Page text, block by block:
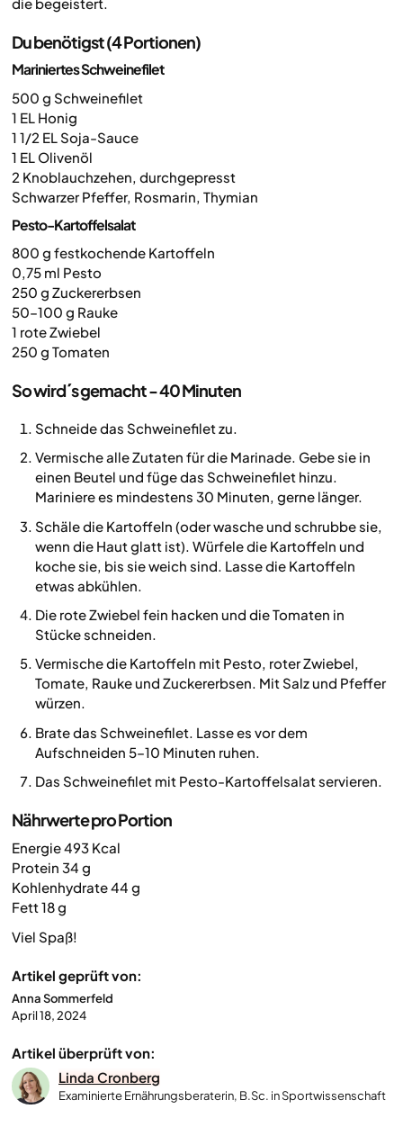
Du benötigst (4 Portionen)
Mariniertes Schweinefilet
500 g Schweinefilet
1 EL Honig
1 1/2 EL Soja-Sauce
1 EL Olivenöl
2 Knoblauchzehen, durchgepresst
Schwarzer Pfeffer, Rosmarin, Thymian
Pesto-Kartoffelsalat
800 g festkochende Kartoffeln
0,75 ml Pesto
250 g Zuckererbsen
50–100 g Rauke
1 rote Zwiebel
250 g Tomaten
So wird´s gemacht - 40 Minuten
Schneide das Schweinefilet zu.
Vermische alle Zutaten für die Marinade. Gebe sie in
einen Beutel und füge das Schweinefilet hinzu.
Mariniere es mindestens 30 Minuten, gerne länger.
Schäle die Kartoffeln (oder wasche und schrubbe sie,
wenn die Haut glatt ist). Würfele die Kartoffeln und
koche sie, bis sie weich sind. Lasse die Kartoffeln
etwas abkühlen.
Die rote Zwiebel fein hacken und die Tomaten in
Stücke schneiden.
Vermische die Kartoffeln mit Pesto, roter Zwiebel,
Tomate, Rauke und Zuckererbsen. Mit Salz und Pfeffer
würzen.
Brate das Schweinefilet. Lasse es vor dem
Aufschneiden 5–10 Minuten ruhen.
Das Schweinefilet mit Pesto-Kartoffelsalat servieren.
Nährwerte pro Portion
Energie 493 Kcal
Protein 34 g
Kohlenhydrate 44 g
Fett 18 g
Viel Spaß!
Artikel geprüft von:
Anna Sommerfeld
April 18, 2024
Artikel überprüft von:
Linda Cronberg
Examinierte Ernährungsberaterin, B.Sc. in Sportwissenschaft